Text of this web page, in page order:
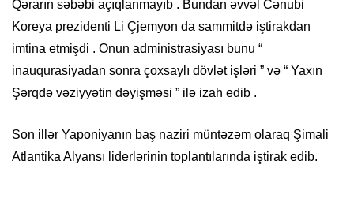
Qərarın səbəbi açıqlanmayıb . Bundan əvvəl Cənubi
Koreya prezidenti Li Çjemyon da sammitdə iştirakdan
imtina etmişdi . Onun administrasiyası bunu “
inauqurasiyadan sonra çoxsaylı dövlət işləri ” və “ Yaxın
Şərqdə vəziyyətin dəyişməsi ” ilə izah edib .
Son illər Yaponiyanın baş naziri müntəzəm olaraq Şimali
Atlantika Alyansı liderlərinin toplantılarında iştirak edib.